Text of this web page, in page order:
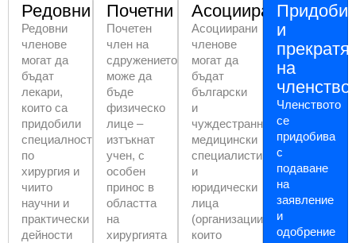
Редовни
Редовни
членове
могат да
бъдат
лекари,
които са
придобили
специалност
по
хирургия и
чиито
научни и
практически
дейности
Почетни
Почетен
член на
сдружението
може да
бъде
физическо
лице –
изтъкнат
учен, с
особен
принос в
областта
на
хирургията
Асоциирани
Асоциирани
членове
могат да
бъдат
български
и
чуждестранни
медицински
специалисти
и
юридически
лица
(организации),
които
и
на
членство
Членството
се
придобива
с
подаване
на
заявление
и
одобрение